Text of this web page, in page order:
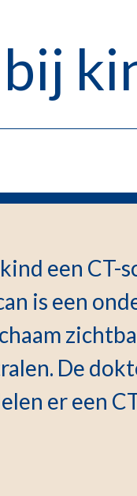
een CT-
is een
De
er een